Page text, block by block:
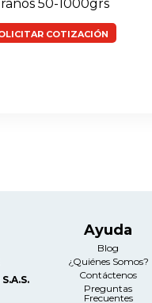
50-1000grs
COTIZACIÓN
Ayuda
Blog
¿Quiénes Somos?
Contáctenos
Preguntas
Frecuentes